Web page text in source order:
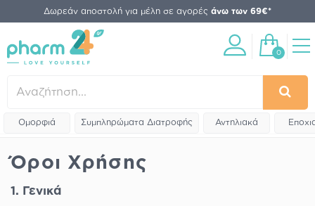
Δωρεάν αποστολή για μέλη σε αγορές άνω των 69€*
0
Ομορφιά Συμπληρώματα Διατροφής Αντηλιακά
Όροι Χρήσης
1. Γενικά